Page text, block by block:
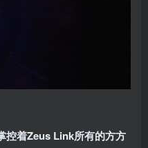
控着Zeus Link所有的方方